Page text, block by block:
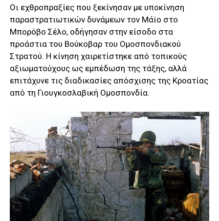
Οι εχθροπραξίες που ξεκίνησαν με υποκίνηση
παραστρατιωτικών δυνάμεων τον Μάϊο στο
Μπορόβο Σέλο, οδήγησαν στην είσοδο στα
προάστια του Βούκοβαρ του Ομοσπονδιακού
Στρατού. Η κίνηση χαιρετίστηκε από τοπικούς
αξιωματούχους ως εμπέδωση της τάξης, αλλά
επιτάχυνε τις διαδικασίες απόσχισης της Κροατίας
από τη Γιουγκοσλαβική Ομοσπονδία.